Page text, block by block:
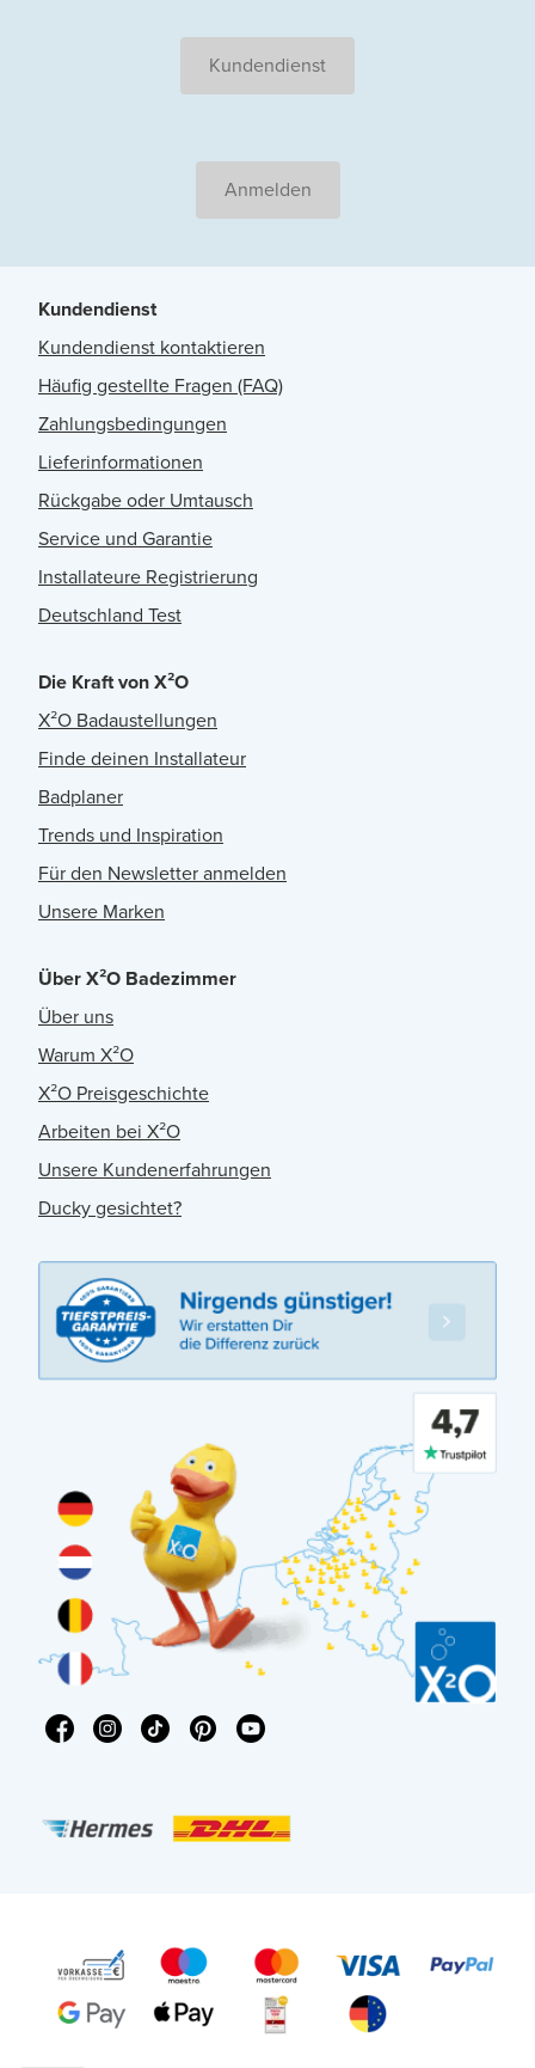
Kundendienst
Anmelden
Kundendienst
Kundendienst kontaktieren
Häufig gestellte Fragen (FAQ)
Zahlungsbedingungen
Lieferinformationen
Rückgabe oder Umtausch
Service und Garantie
Installateure Registrierung
Deutschland Test
Die Kraft von X²O
X²O Badaustellungen
Finde deinen Installateur
Badplaner
Trends und Inspiration
Für den Newsletter anmelden
Unsere Marken
Über X²O Badezimmer
Über uns
Warum X²O
X²O Preisgeschichte
Arbeiten bei X²O
Unsere Kundenerfahrungen
Ducky gesichtet?